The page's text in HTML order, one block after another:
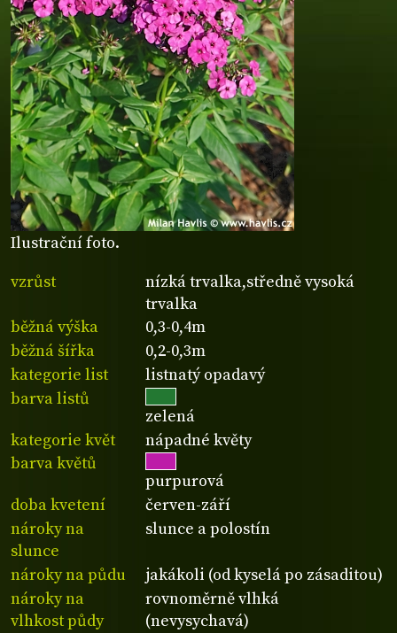
Ilustrační foto.
vzrůst
nízká trvalka,středně vysoká
trvalka
běžná výška
0,3-0,4m
běžná šířka
0,2-0,3m
kategorie list
listnatý opadavý
barva listů
zelená
kategorie květ
nápadné květy
barva květů
purpurová
doba kvetení
červen-září
nároky na
slunce
slunce a polostín
nároky na půdu
jakákoli (od kyselá po zásaditou)
nároky na
vlhkost půdy
rovnoměrně vlhká
(nevysychavá)